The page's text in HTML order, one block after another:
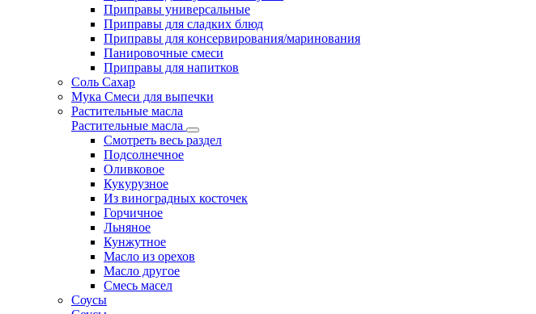
Приправы универсальные
Приправы для сладких блюд
Приправы для консервирования/маринования
Панировочные смеси
Приправы для напитков
Соль Сахар
Мука Смеси для выпечки
Растительные масла
Растительные масла
Смотреть весь раздел
Подсолнечное
Оливковое
Кукурузное
Из виноградных косточек
Горчичное
Льняное
Кунжутное
Масло из орехов
Масло другое
Смесь масел
Соусы